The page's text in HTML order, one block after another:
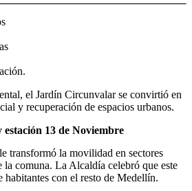
el Jardín Circunvalar se convirtió en
y recuperación de espacios urbanos.
13 de Noviembre
transformó la movilidad en sectores
la comuna. La Alcaldía celebró que este
habitantes con el resto de Medellín.